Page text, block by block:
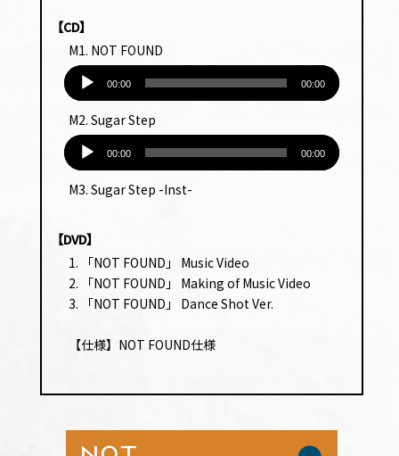
【CD】
M1. NOT FOUND
レー
ヤー
00:00 00:00
M2. Sugar Step
レー
00:00 00:00
M3. Sugar Step -Inst-
【DVD】
1. 「NOT FOUND」 Music Video
2. 「NOT FOUND」 Making of Music Video
3. 「NOT FOUND」 Dance Shot Ver.
【仕様】NOT FOUND仕様